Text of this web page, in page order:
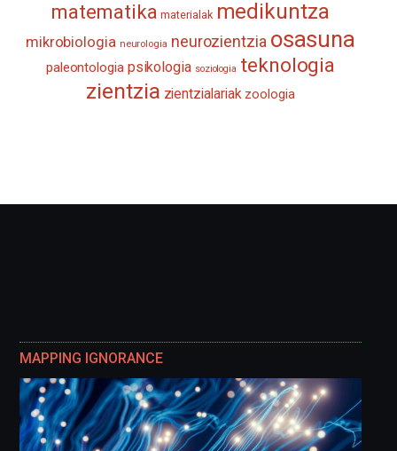
matematika materialak medikuntza
mikrobiologia neurologia neurozientzia osasuna
paleontologia psikologia soziologia teknologia
zientzia zientzialariak zoologia
MAPPING IGNORANCE